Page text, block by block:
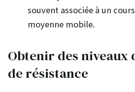
souvent associée à un
moyenne mobile.
Obtenir des niveaux
de résistance